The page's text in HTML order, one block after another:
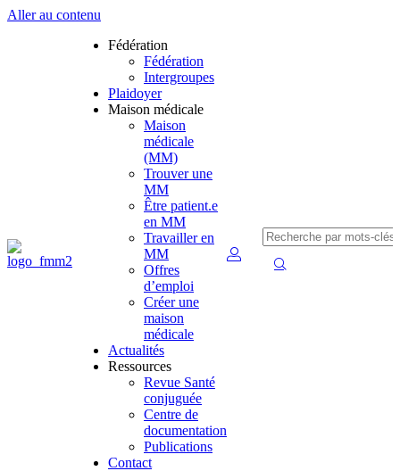
Aller au contenu
Fédération
Fédération
Intergroupes
Plaidoyer
Maison médicale
Maison
médicale
(MM)
Trouver une
MM
Être patient.e
en MM
Travailler en
MM
Offres
d’emploi
Créer une
maison
médicale
Actualités
Ressources
Revue Santé
conjuguée
Centre de
documentation
Publications
Contact